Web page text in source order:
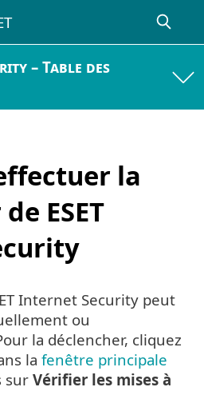
– Table des
la
ESET
Internet Security peut
ou
la déclencher, cliquez
la fenêtre principale
sur Vérifier les mises à